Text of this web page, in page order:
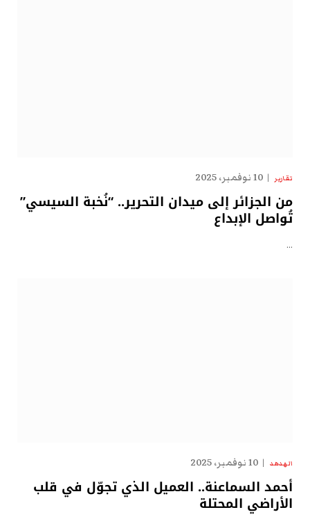
تقارير 10 نوفمبر، 2025
من الجزائر إلى ميدان التحرير.. “نُخبة السيسي”
تُواصل الإبداع
…
الهدهد 10 نوفمبر، 2025
أحمد السماعنة.. العميل الذي تجوّل في قلب
الأراضي المحتلة